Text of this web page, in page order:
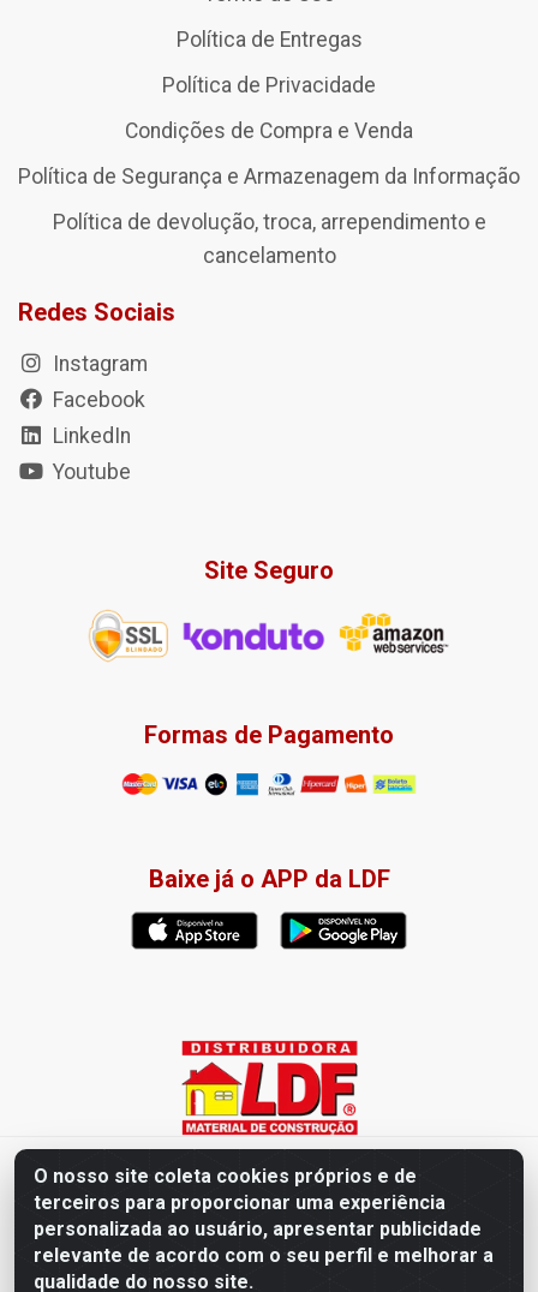
O nosso site coleta cookies próprios e de
terceiros para proporcionar uma experiência
personalizada ao usuário, apresentar publicidade
relevante de acordo com o seu perfil e melhorar a
qualidade do nosso site.
Política de Entregas
Política de Privacidade
Condições de Compra e Venda
Política de Segurança e Armazenagem da Informação
Política de devolução, troca, arrependimento e
cancelamento
Redes Sociais
Instagram
Facebook
LinkedIn
Youtube
Site Seguro
Formas de Pagamento
Baixe já o APP da LDF
Distribuidora LDF - Av. Presidente Tancredo Neves, 203 – Bairro
dos Ipês, João Pessoa / PB - CEP 58028-840 - CNPJ
02.019.761/0003-82